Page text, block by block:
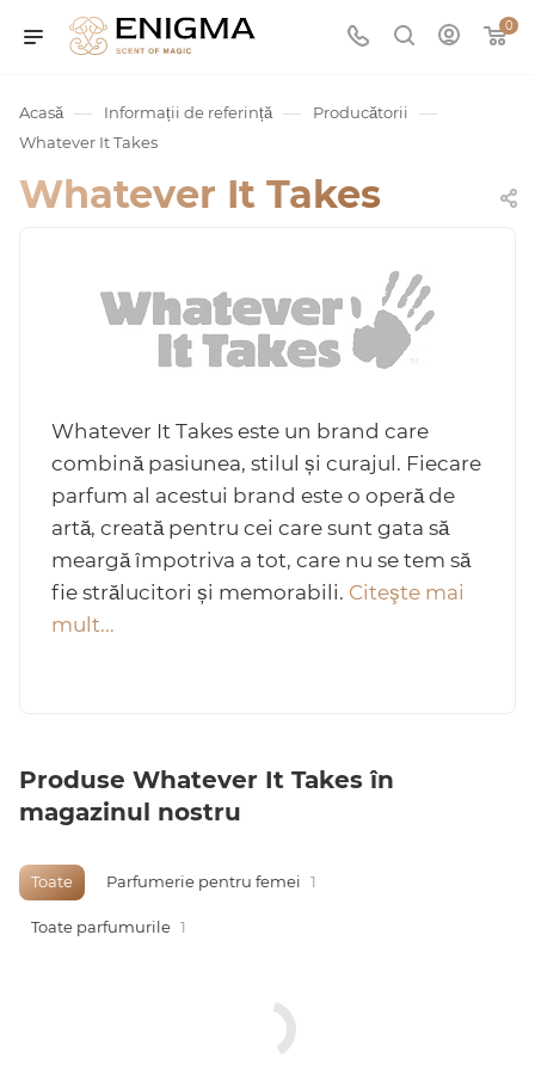
0
Acasă — Informații de referință — Producătorii —
Whatever It Takes
Whatever It Takes
Whatever It Takes este un brand care
combină pasiunea, stilul și curajul. Fiecare
parfum al acestui brand este o operă de
artă, creată pentru cei care sunt gata să
meargă împotriva a tot, care nu se tem să
fie strălucitori și memorabili. Citeşte mai
mult...
Produse Whatever It Takes în
magazinul nostru
Toate Parfumerie pentru femei 1
Toate parfumurile 1